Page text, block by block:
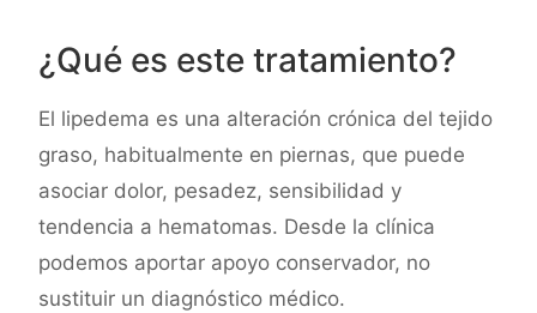
¿Qué es este tratamiento?
El lipedema es una alteración crónica del tejido
graso, habitualmente en piernas, que puede
asociar dolor, pesadez, sensibilidad y
tendencia a hematomas. Desde la clínica
podemos aportar apoyo conservador, no
sustituir un diagnóstico médico.